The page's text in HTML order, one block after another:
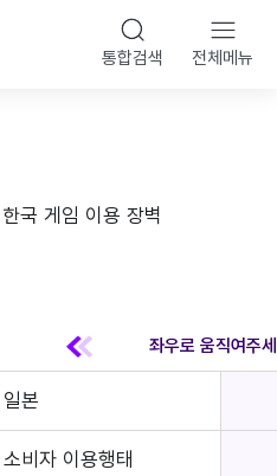
통합검색 전체메뉴
국 게임 이용 장벽
일본
소비자 이용행태